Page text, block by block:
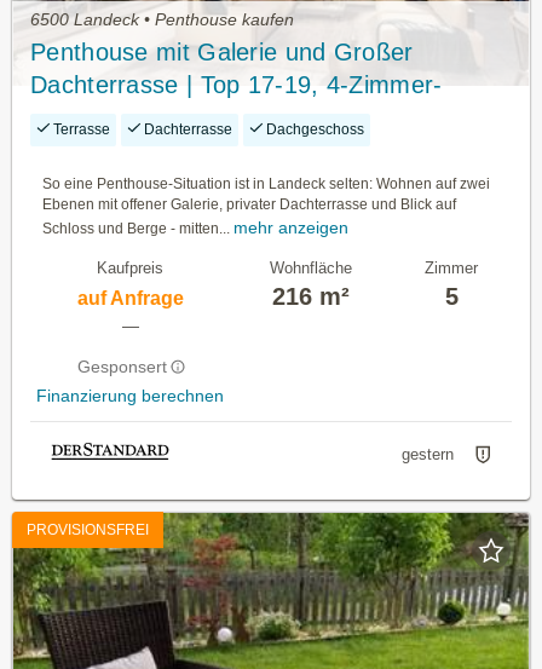
6500 Landeck • Penthouse kaufen
Penthouse mit Galerie und Großer
Dachterrasse | Top 17-19, 4-Zimmer-
Dachwohnung im Jöchlerhaus Landeck
Terrasse Dachterrasse Dachgeschoss
So eine Penthouse-Situation ist in Landeck selten: Wohnen auf zwei
Ebenen mit offener Galerie, privater Dachterrasse und Blick auf
Schloss und Berge - mitten...
mehr anzeigen
Kaufpreis
auf Anfrage
—
Gesponsert
Finanzierung berechnen
Wohnfläche
216 m²
Zimmer
5
gestern
PROVISIONSFREI